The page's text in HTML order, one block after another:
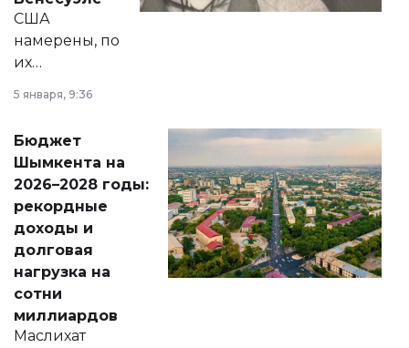
США
намерены, по
их
принести
народу
Венесуэлы.
5 января, 9:36
Бюджет
Шымкента на
2026–2028 годы:
рекордные
доходы и
долговая
нагрузка на
сотни
миллиардов
Маслихат